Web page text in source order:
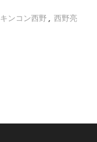
キンコン西野 , 西野亮